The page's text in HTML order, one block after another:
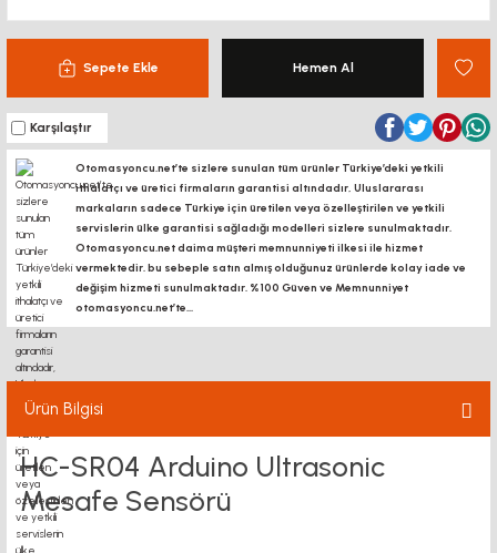
Sepete Ekle Hemen Al
Karşılaştır
Otomasyoncu.net’te sizlere sunulan tüm ürünler Türkiye’deki yetkili
ithalatçı ve üretici firmaların garantisi altındadır, Uluslararası
markaların sadece Türkiye için üretilen veya özelleştirilen ve yetkili
servislerin ülke garantisi sağladığı modelleri sizlere sunulmaktadır.
Otomasyoncu.net daima müşteri memnunniyeti ilkesi ile hizmet
vermektedir. bu sebeple satın almış olduğunuz ürünlerde kolay iade ve
değişim hizmeti sunulmaktadır. %100 Güven ve Memnunniyet
otomasyoncu.net’te...
Ürün Bilgisi
HC-SR04 Arduino Ultrasonic
Mesafe Sensörü